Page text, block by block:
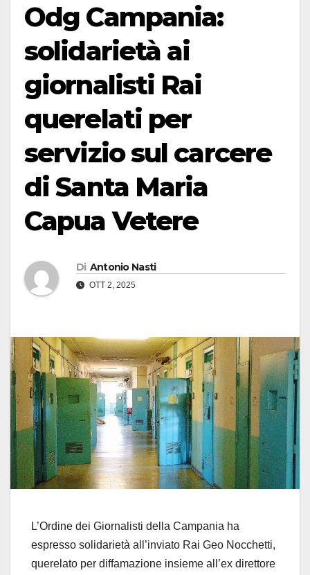
Odg Campania:
solidarietà ai
giornalisti Rai
querelati per
servizio sul carcere
di Santa Maria
Capua Vetere
Di Antonio Nasti
OTT 2, 2025
L’Ordine dei Giornalisti della Campania ha
espresso solidarietà all’inviato Rai Geo Nocchetti,
querelato per diffamazione insieme all’ex direttore